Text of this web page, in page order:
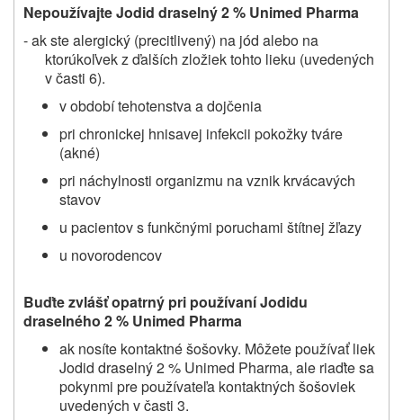
Nepoužívajte Jodid draselný 2 % Unimed Pharma
- ak ste alergický (precitlivený) na jód alebo na
ktorúkoľvek z ďalších zložiek tohto lieku (uvedených
v časti 6).
v období tehotenstva a dojčenia
pri chronickej hnisavej infekcii pokožky tváre
(akné)
pri náchylnosti organizmu na vznik krvácavých
stavov
u pacientov s funkčnými poruchami štítnej žľazy
u novorodencov
Buďte zvlášť opatrný pri používaní Jodidu
draselného 2 % Unimed Pharma
ak nosíte kontaktné šošovky. Môžete používať liek
Jodid draselný 2 % Unimed Pharma, ale riaďte sa
pokynmi pre používateľa kontaktných šošoviek
uvedených v časti 3.